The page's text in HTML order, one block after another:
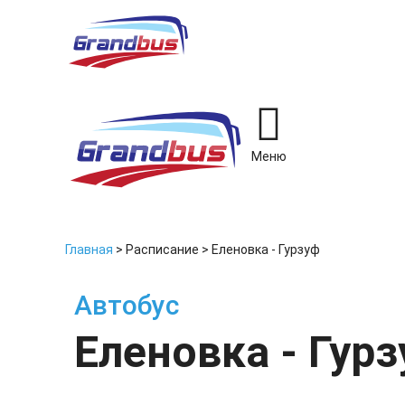
Меню
Главная > Расписание > Еленовка - Гурзуф
Автобус
Еленовка -